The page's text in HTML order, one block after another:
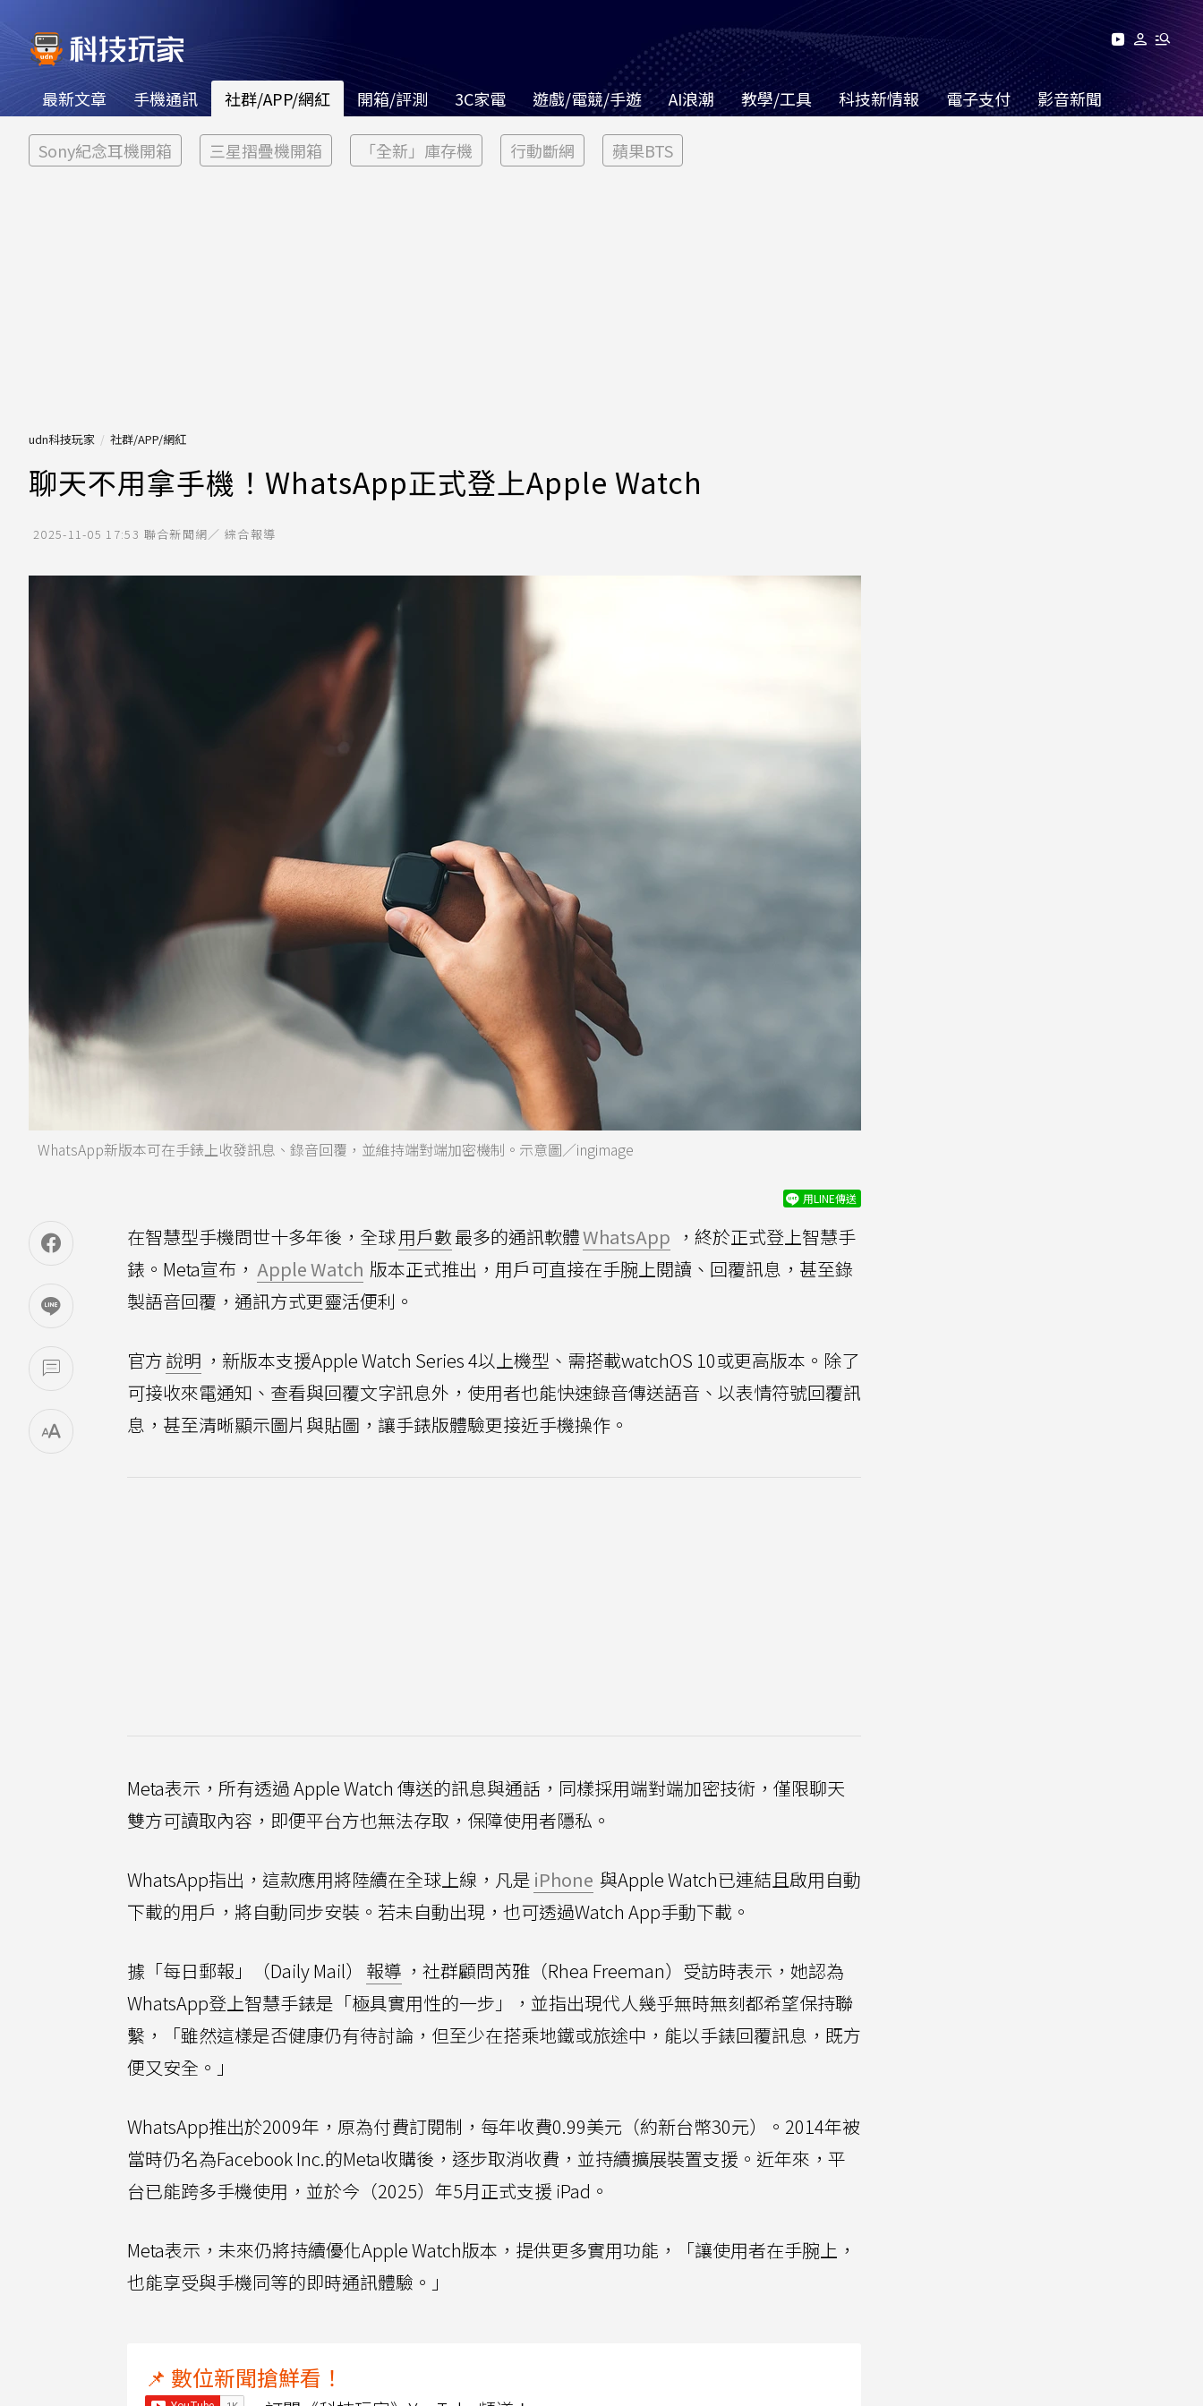
最新文章 手機通訊 社群/APP/網紅 開箱/評測 3C家電 遊戲/電競/手遊 AI浪潮 教學/工具 科技新情報 電子支付 影音新聞
Sony紀念耳機開箱 三星摺疊機開箱 「全新」庫存機 行動斷網 蘋果BTS
udn科技玩家 社群/APP/網紅
聊天不用拿手機！WhatsApp正式登上Apple Watch
2025-11-05 17:53 聯合新聞網／ 綜合報導
WhatsApp新版本可在手錶上收發訊息、錄音回覆，並維持端對端加密機制。示意圖／ingimage
用LINE傳送
在智慧型手機問世十多年後，全球用戶數最多的通訊軟體WhatsApp ，終於正式登上智慧手
錶。Meta宣布， Apple Watch 版本正式推出，用戶可直接在手腕上閱讀、回覆訊息，甚至錄
製語音回覆，通訊方式更靈活便利。
官方說明 ，新版本支援Apple Watch Series 4以上機型、需搭載watchOS 10或更高版本。除了
可接收來電通知、查看與回覆文字訊息外，使用者也能快速錄音傳送語音、以表情符號回覆訊
息，甚至清晰顯示圖片與貼圖，讓手錶版體驗更接近手機操作。
Meta表示，所有透過 Apple Watch 傳送的訊息與通話，同樣採用端對端加密技術，僅限聊天
雙方可讀取內容，即便平台方也無法存取，保障使用者隱私。
WhatsApp指出，這款應用將陸續在全球上線，凡是 iPhone 與Apple Watch已連結且啟用自動
下載的用戶，將自動同步安裝。若未自動出現，也可透過Watch App手動下載。
據「每日郵報」（Daily Mail） 報導 ，社群顧問芮雅（Rhea Freeman）受訪時表示，她認為
WhatsApp登上智慧手錶是「極具實用性的一步」，並指出現代人幾乎無時無刻都希望保持聯
繫，「雖然這樣是否健康仍有待討論，但至少在搭乘地鐵或旅途中，能以手錶回覆訊息，既方
便又安全。」
WhatsApp推出於2009年，原為付費訂閱制，每年收費0.99美元（約新台幣30元）。2014年被
當時仍名為Facebook Inc.的Meta收購後，逐步取消收費，並持續擴展裝置支援。近年來，平
台已能跨多手機使用，並於今（2025）年5月正式支援 iPad。
Meta表示，未來仍將持續優化Apple Watch版本，提供更多實用功能，「讓使用者在手腕上，
也能享受與手機同等的即時通訊體驗。」
📌 數位新聞搶鮮看！